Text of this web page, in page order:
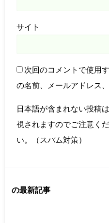
サイト
次回のコメントで使用
の名前、メールアドレス
日本語が含まれない投稿
視されますのでご注意く
い。（スパム対策）
の最新記事